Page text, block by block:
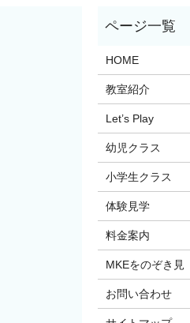
HOME
教室紹介
Let’s Play
幼児クラス
小学生クラス
体験見学
料金案内
MKEをのぞき見
お問い合わせ